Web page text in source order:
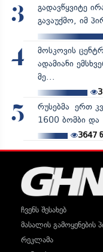
3
გადავწყვიტე
გავაუქმო, იმ
4
მოსკოვის
ადამიანი
მე...
5
რუსებმა ერთ
1600 ბომბი და
3647
ჩვენს შესახებ
მასალის გამოყენების
რეკლამა